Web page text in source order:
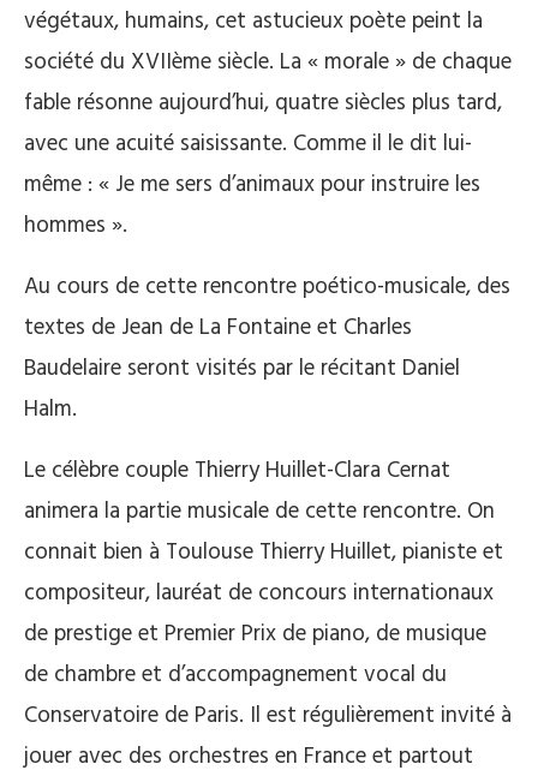
végétaux, humains, cet astucieux poète peint la
société du XVIIème siècle. La « morale » de chaque
fable résonne aujourd’hui, quatre siècles plus tard,
avec une acuité saisissante. Comme il le dit lui-
même : « Je me sers d’animaux pour instruire les
hommes ».
Au cours de cette rencontre poético-musicale, des
textes de Jean de La Fontaine et Charles
Baudelaire seront visités par le récitant Daniel
Halm.
Le célèbre couple Thierry Huillet-Clara Cernat
animera la partie musicale de cette rencontre. On
connait bien à Toulouse Thierry Huillet, pianiste et
compositeur, lauréat de concours internationaux
de prestige et Premier Prix de piano, de musique
de chambre et d’accompagnement vocal du
Conservatoire de Paris. Il est régulièrement invité à
jouer avec des orchestres en France et partout